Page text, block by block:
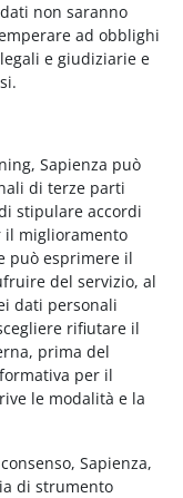
non saranno
ad obblighi
e giudiziarie e
Sapienza può
di terze parti
stipulare accordi
il miglioramento
può esprimere il
del servizio, al
dati personali
rifiutare il
prima del
per il
le modalità e la
Sapienza,
di strumento